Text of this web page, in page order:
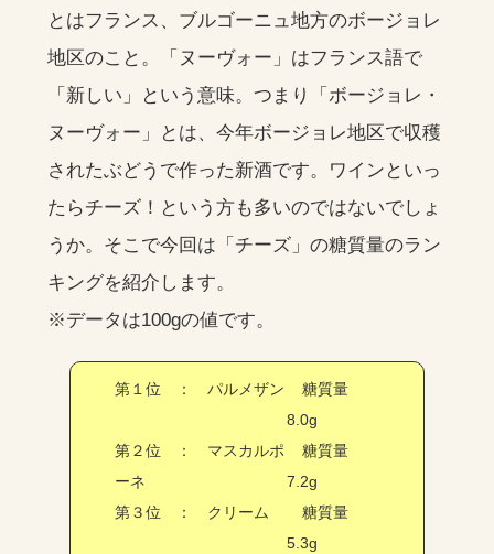
とはフランス、ブルゴーニュ地方のボージョレ
地区のこと。「ヌーヴォー」はフランス語で
「新しい」という意味。つまり「ボージョレ・
ヌーヴォー」とは、今年ボージョレ地区で収穫
されたぶどうで作った新酒です。ワインといっ
たらチーズ！という方も多いのではないでしょ
うか。そこで今回は「チーズ」の糖質量のラン
キングを紹介します。
※データは100gの値です。
第１位 ： パルメザン
糖質量
8.0g
第２位 ： マスカルポ
ーネ
糖質量
7.2g
第３位 ： クリーム
糖質量
5.3g